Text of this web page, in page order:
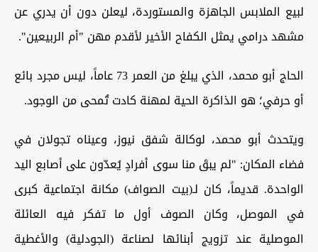
لبيع الملابس الجاهزة والمستوردة، ليعلن دون أن يدري عن
مشهد درامي يمثل الكفاح الأخير لأقدم مهن "أم الربيعين".
الحاج أبو محمد، الذي يبلغ من العمر 73 عاماً، ليس مجرد بائع
أو حرفي؛ هو الذاكرة الحية لمهنة كادت تُمحى من الوجود.
ويتحدث أبو محمد، لوكالة شفق نيوز، وعيناه تجولان في
فضاء المكان: "لم يبقَ منا سوى أفرادٍ يُعدّون على أصابع اليد
الواحدة. قديماً، كان لـ(بيت الصواف) مكانة اجتماعية كبرى
في الموصل، وكان الصوف أول ما تفكر فيه العائلة
الموصلية عند تزويج أبنائها لصناعة (الجودلية) والأغطية